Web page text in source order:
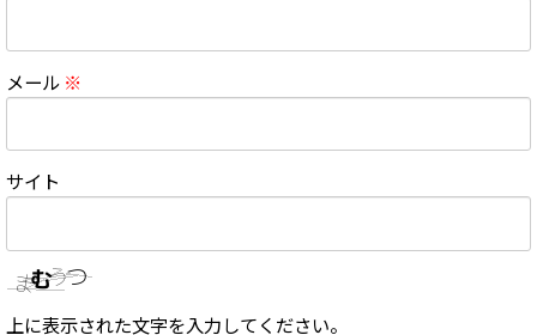
メール ※
サイト
上に表示された文字を入力してください。